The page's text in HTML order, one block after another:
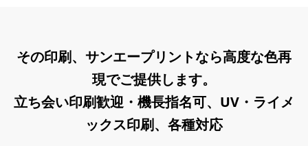
その印刷、サンエープリントなら高度な色再
現でご提供します。
立ち会い印刷歓迎・機長指名可、UV・ライメ
ックス印刷、各種対応